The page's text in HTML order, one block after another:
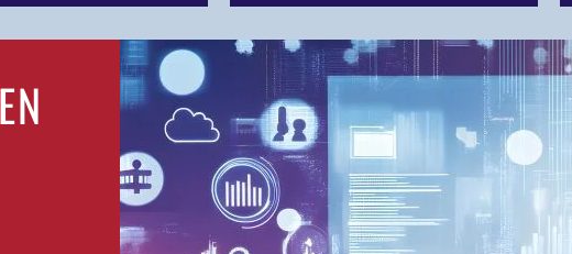
Birsfelden
Bolligen
Bonaduz
Bonstetten
Bottighofen
Bremgarten bei Bern